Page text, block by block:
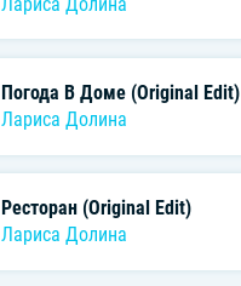
Погода В Доме (Original Edit)
Лариса Долина
Ресторан (Original Edit)
Лариса Долина